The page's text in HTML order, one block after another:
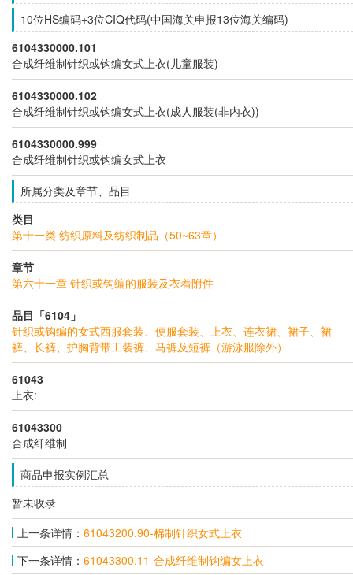
10位HS编码+3位CIQ代码(中国海关申报13位海关编码)
6104330000.101
合成纤维制针织或钩编女式上衣(儿童服装)
6104330000.102
合成纤维制针织或钩编女式上衣(成人服装(非内衣))
6104330000.999
合成纤维制针织或钩编女式上衣
所属分类及章节、品目
类目
第十一类 纺织原料及纺织制品（50~63章）
章节
第六十一章 针织或钩编的服装及衣着附件
品目「6104」
针织或钩编的女式西服套装、便服套装、上衣、连衣裙、裙子、裙
裤、长裤、护胸背带工装裤、马裤及短裤（游泳服除外）
61043
上衣:
61043300
合成纤维制
商品申报实例汇总
暂未收录
上一条详情： 61043200.90-棉制针织女式上衣
下一条详情： 61043300.11-合成纤维制钩编女上衣